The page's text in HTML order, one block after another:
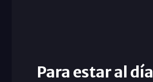
Para estar al día